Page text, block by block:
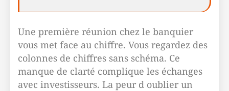
Une première réunion chez le banquier
vous met face au chiffre. Vous regardez des
colonnes de chiffres sans schéma. Ce
manque de clarté complique les échanges
avec investisseurs. La peur d oublier un